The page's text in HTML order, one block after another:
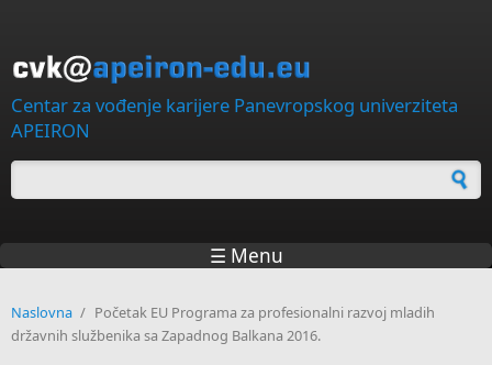
Centar za vođenje karijere Panevropskog univerziteta
APEIRON
Forma za pretragu
☰ Menu
Naslovna / Početak EU Programa za profesionalni razvoj mladih
državnih službenika sa Zapadnog Balkana 2016.